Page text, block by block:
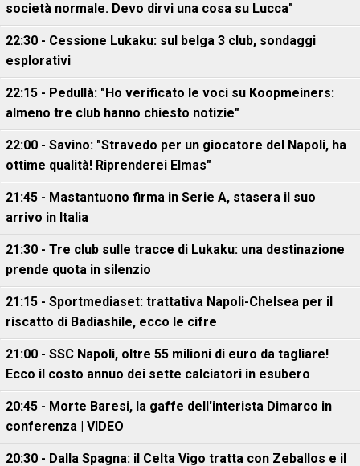
società normale. Devo dirvi una cosa su Lucca"
22:30 - Cessione Lukaku: sul belga 3 club, sondaggi
esplorativi
22:15 - Pedullà: "Ho verificato le voci su Koopmeiners:
almeno tre club hanno chiesto notizie"
22:00 - Savino: "Stravedo per un giocatore del Napoli, ha
ottime qualità! Riprenderei Elmas"
21:45 - Mastantuono firma in Serie A, stasera il suo
arrivo in Italia
21:30 - Tre club sulle tracce di Lukaku: una destinazione
prende quota in silenzio
21:15 - Sportmediaset: trattativa Napoli-Chelsea per il
riscatto di Badiashile, ecco le cifre
21:00 - SSC Napoli, oltre 55 milioni di euro da tagliare!
Ecco il costo annuo dei sette calciatori in esubero
20:45 - Morte Baresi, la gaffe dell'interista Dimarco in
conferenza | VIDEO
20:30 - Dalla Spagna: il Celta Vigo tratta con Zeballos e il